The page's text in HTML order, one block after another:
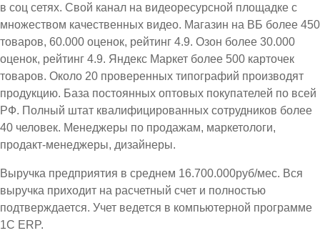
в соц сетях. Свой канал на видеоресурсной площадке с
множеством качественных видео. Магазин на ВБ более 450
товаров, 60.000 оценок, рейтинг 4.9. Озон более 30.000
оценок, рейтинг 4.9. Яндекс Маркет более 500 карточек
товаров. Около 20 проверенных типографий производят
продукцию. База постоянных оптовых покупателей по всей
РФ. Полный штат квалифицированных сотрудников более
40 человек. Менеджеры по продажам, маркетологи,
продакт-менеджеры, дизайнеры.
Выручка предприятия в среднем 16.700.000руб/мес. Вся
выручка приходит на расчетный счет и полностью
подтверждается. Учет ведется в компьютерной программе
1С ЕRP.